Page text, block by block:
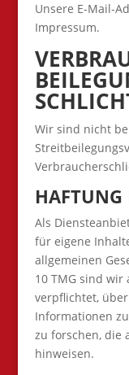
Unsere E-Mail-
Impressum.
Wir sind nicht
HAFTUNG
Als
für eigene
allgemeinen
10 TMG sind
verpflichtet,
Informationen
zu forschen, die
hinweisen.